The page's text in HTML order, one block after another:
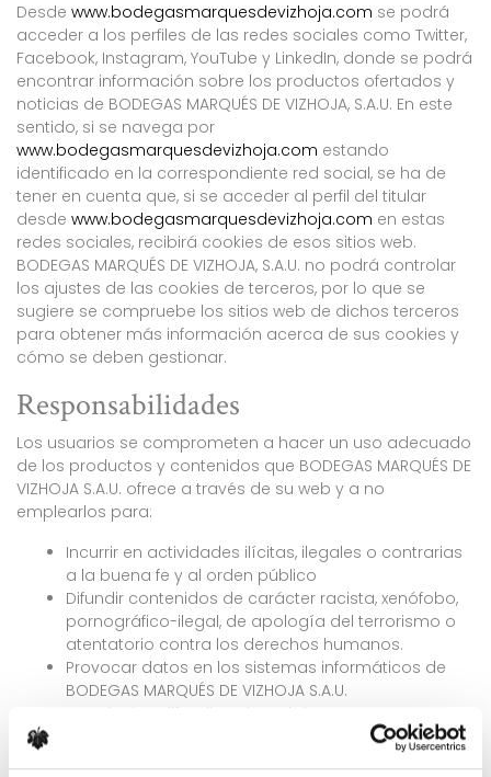
Desde www.bodegasmarquesdevizhoja.com se podrá
acceder a los perfiles de las redes sociales como Twitter,
Facebook, Instagram, YouTube y LinkedIn, donde se podrá
encontrar información sobre los productos ofertados y
noticias de BODEGAS MARQUÉS DE VIZHOJA, S.A.U. En este
sentido, si se navega por
www.bodegasmarquesdevizhoja.com estando
identificado en la correspondiente red social, se ha de
tener en cuenta que, si se acceder al perfil del titular
desde www.bodegasmarquesdevizhoja.com en estas
redes sociales, recibirá cookies de esos sitios web.
BODEGAS MARQUÉS DE VIZHOJA, S.A.U. no podrá controlar
los ajustes de las cookies de terceros, por lo que se
sugiere se compruebe los sitios web de dichos terceros
para obtener más información acerca de sus cookies y
cómo se deben gestionar.
Responsabilidades
Los usuarios se comprometen a hacer un uso adecuado
de los productos y contenidos que BODEGAS MARQUÉS DE
VIZHOJA S.A.U. ofrece a través de su web y a no
emplearlos para:
Incurrir en actividades ilícitas, ilegales o contrarias
a la buena fe y al orden público
Difundir contenidos de carácter racista, xenófobo,
pornográfico-ilegal, de apología del terrorismo o
atentatorio contra los derechos humanos.
Provocar datos en los sistemas informáticos de
BODEGAS MARQUÉS DE VIZHOJA S.A.U.
Introducir o difundir en la red de BODEGAS
MARQUÉS DE VIZHOJA S.A.U. virus informáticos u
otros sistemas que impliquen o sean susceptibles